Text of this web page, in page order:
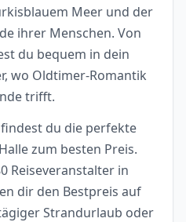
Meer und der
ihrer Menschen. Von
du bequem in dein
wo Oldtimer-Romantik
trifft.
du die perfekte
zum besten Preis.
Reiseveranstalter in
dir den Bestpreis auf
Strandurlaub oder